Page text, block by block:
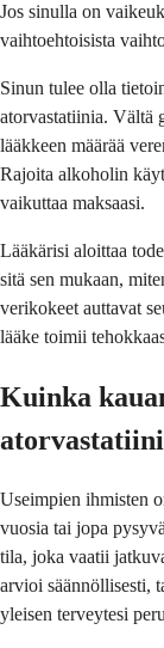
Jos sinulla on
vaihtoehtoisista
Sinun tulee olla
atorvastatiinia. Vältä
lääkkeen määrää
Rajoita alkoholin
vaikuttaa maksaasi.
Lääkärisi aloittaa
sitä sen mukaan,
verikokeet auttavat
lääke toimii
Kuinka
Useimpien ihmisten
vuosia tai jopa
tila, joka vaatii
arvioi säännöllisesti,
yleisen terveytesi